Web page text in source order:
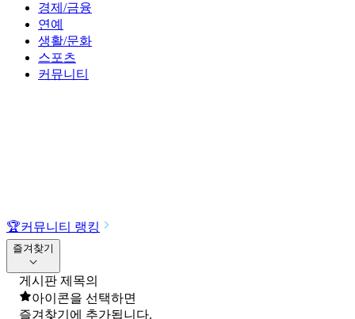
경제/금융
연예
생활/문화
스포츠
커뮤니티
🏆커뮤니티 랭킹
즐겨찾기
게시판 제목의
아이콘을 선택하면
즐겨찾기에 추가됩니다.